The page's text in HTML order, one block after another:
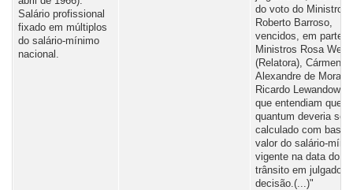
Salário profissional
fixado em múltiplos
do salário-mínimo
nacional.
do voto do Ministro
Roberto Barroso,
vencidos, em parte,
Ministros Rosa
(Relatora), Cármen
Alexandre de
Ricardo
que entendiam que o
quantum deveria ser
calculado com base
valor do salário-
vigente na data do
trânsito em julgado
decisão.(...)"